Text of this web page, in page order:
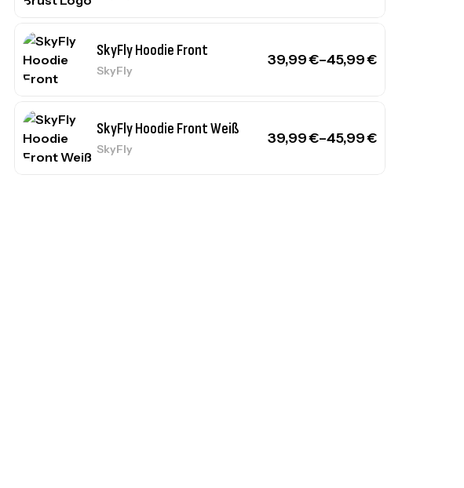
SkyFly Hoodie Front
SkyFly
39,99€–45,99€
SkyFly Hoodie Front Weiß
SkyFly
39,99€–45,99€